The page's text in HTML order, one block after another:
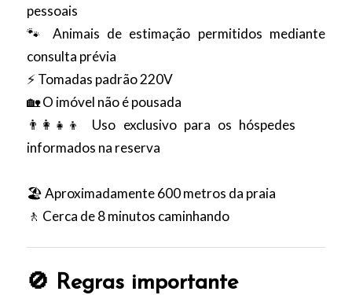
pessoais
🐾 Animais de estimação permitidos mediante
consulta prévia
⚡ Tomadas padrão 220V
🏡 O imóvel não é pousada
👨‍👩‍👧‍👦 Uso exclusivo para os hóspedes
informados na reserva
🏖️ Aproximadamente 600 metros da praia
🚶 Cerca de 8 minutos caminhando
🚫 Regras importante